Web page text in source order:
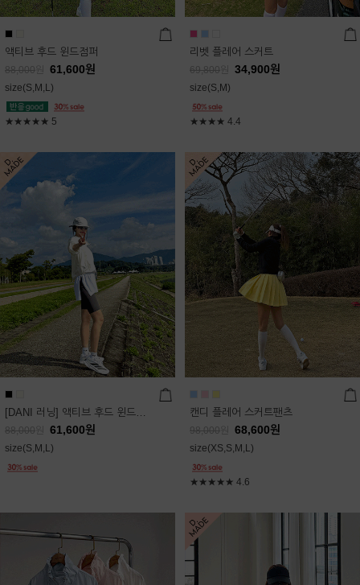
액티브 후드 윈드점퍼
88,000 61,600원
size(S,M,L)
★★★★★ 5
리벳 플레어 스커트
69,800 34,900원
size(S,M)
★★★★ 4.4
[DANI 러닝] 액티브 후드 윈드점퍼
88,000 61,600원
size(S,M,L)
캔디 플레어 스커트팬츠
98,000 68,600원
size(XS,S,M,L)
★★★★★ 4.6